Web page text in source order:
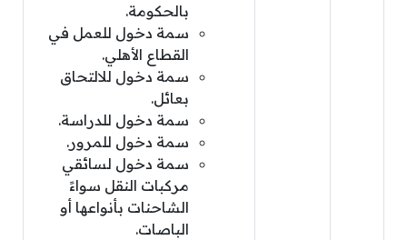
بالحكومة.
سمة دخول للعمل في
القطاع الأهلي.
سمة دخول للالتحاق
بعائل.
سمة دخول للدراسة.
سمة دخول للمرور.
سمة دخول لسائقي
مركبات النقل سواءً
الشاحنات بأنواعها أو
الباصات.